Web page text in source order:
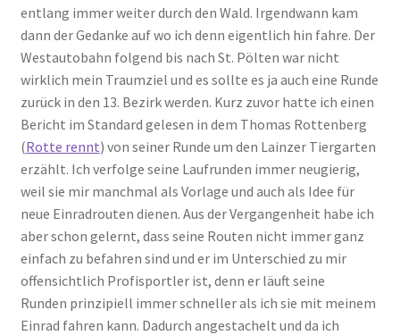
entlang immer weiter durch den Wald. Irgendwann kam
dann der Gedanke auf wo ich denn eigentlich hin fahre. Der
Westautobahn folgend bis nach St. Pölten war nicht
wirklich mein Traumziel und es sollte es ja auch eine Runde
zurück in den 13. Bezirk werden. Kurz zuvor hatte ich einen
Bericht im Standard gelesen in dem Thomas Rottenberg
(Rotte rennt) von seiner Runde um den Lainzer Tiergarten
erzählt. Ich verfolge seine Laufrunden immer neugierig,
weil sie mir manchmal als Vorlage und auch als Idee für
neue Einradrouten dienen. Aus der Vergangenheit habe ich
aber schon gelernt, dass seine Routen nicht immer ganz
einfach zu befahren sind und er im Unterschied zu mir
offensichtlich Profisportler ist, denn er läuft seine
Runden prinzipiell immer schneller als ich sie mit meinem
Einrad fahren kann. Dadurch angestachelt und da ich